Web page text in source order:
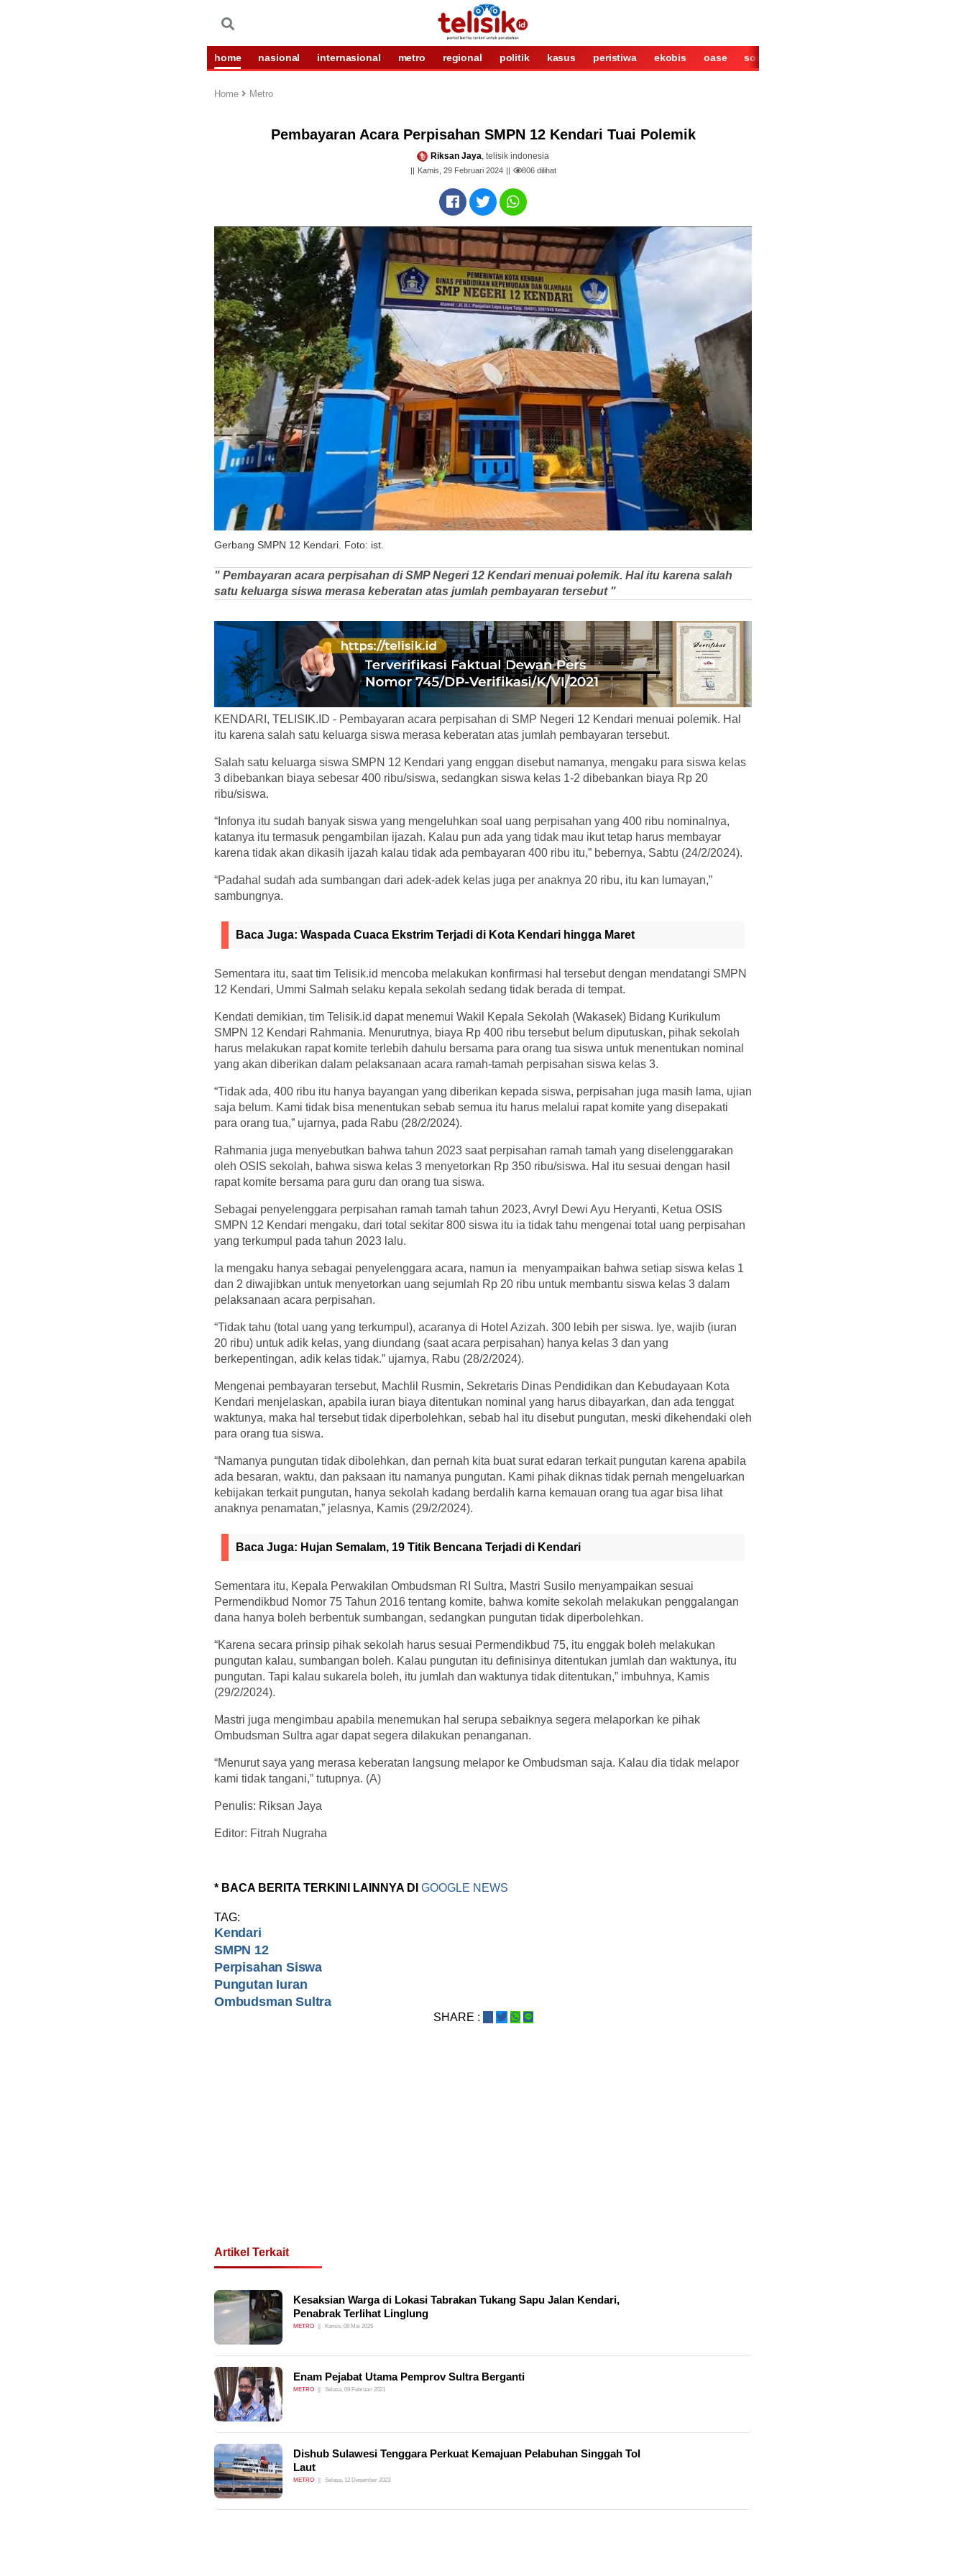
home nasional internasional metro regional politik kasus peristiwa ekobis oase sosok
Home Metro
Pembayaran Acara Perpisahan SMPN 12 Kendari Tuai Polemik
Riksan Jaya, telisik indonesia
Kamis, 29 Februari 2024 806dilihat
Gerbang SMPN 12 Kendari. Foto: ist.
" Pembayaran acara perpisahan di SMP Negeri 12 Kendari menuai polemik. Hal itu karena salah
satu keluarga siswa merasa keberatan atas jumlah pembayaran tersebut "
KENDARI, TELISIK.ID - Pembayaran acara perpisahan di SMP Negeri 12 Kendari menuai polemik. Hal
itu karena salah satu keluarga siswa merasa keberatan atas jumlah pembayaran tersebut.
Salah satu keluarga siswa SMPN 12 Kendari yang enggan disebut namanya, mengaku para siswa kelas
3 dibebankan biaya sebesar 400 ribu/siswa, sedangkan siswa kelas 1-2 dibebankan biaya Rp 20
ribu/siswa.
“Infonya itu sudah banyak siswa yang mengeluhkan soal uang perpisahan yang 400 ribu nominalnya,
katanya itu termasuk pengambilan ijazah. Kalau pun ada yang tidak mau ikut tetap harus membayar
karena tidak akan dikasih ijazah kalau tidak ada pembayaran 400 ribu itu,” bebernya, Sabtu (24/2/2024).
“Padahal sudah ada sumbangan dari adek-adek kelas juga per anaknya 20 ribu, itu kan lumayan,”
sambungnya.
Baca Juga: Waspada Cuaca Ekstrim Terjadi di Kota Kendari hingga Maret
Sementara itu, saat tim Telisik.id mencoba melakukan konfirmasi hal tersebut dengan mendatangi SMPN
12 Kendari, Ummi Salmah selaku kepala sekolah sedang tidak berada di tempat.
Kendati demikian, tim Telisik.id dapat menemui Wakil Kepala Sekolah (Wakasek) Bidang Kurikulum
SMPN 12 Kendari Rahmania. Menurutnya, biaya Rp 400 ribu tersebut belum diputuskan, pihak sekolah
harus melakukan rapat komite terlebih dahulu bersama para orang tua siswa untuk menentukan nominal
yang akan diberikan dalam pelaksanaan acara ramah-tamah perpisahan siswa kelas 3.
“Tidak ada, 400 ribu itu hanya bayangan yang diberikan kepada siswa, perpisahan juga masih lama, ujian
saja belum. Kami tidak bisa menentukan sebab semua itu harus melalui rapat komite yang disepakati
para orang tua,” ujarnya, pada Rabu (28/2/2024).
Rahmania juga menyebutkan bahwa tahun 2023 saat perpisahan ramah tamah yang diselenggarakan
oleh OSIS sekolah, bahwa siswa kelas 3 menyetorkan Rp 350 ribu/siswa. Hal itu sesuai dengan hasil
rapat komite bersama para guru dan orang tua siswa.
Sebagai penyelenggara perpisahan ramah tamah tahun 2023, Avryl Dewi Ayu Heryanti, Ketua OSIS
SMPN 12 Kendari mengaku, dari total sekitar 800 siswa itu ia tidak tahu mengenai total uang perpisahan
yang terkumpul pada tahun 2023 lalu.
Ia mengaku hanya sebagai penyelenggara acara, namun ia menyampaikan bahwa setiap siswa kelas 1
dan 2 diwajibkan untuk menyetorkan uang sejumlah Rp 20 ribu untuk membantu siswa kelas 3 dalam
pelaksanaan acara perpisahan.
“Tidak tahu (total uang yang terkumpul), acaranya di Hotel Azizah. 300 lebih per siswa. Iye, wajib (iuran
20 ribu) untuk adik kelas, yang diundang (saat acara perpisahan) hanya kelas 3 dan yang
berkepentingan, adik kelas tidak.” ujarnya, Rabu (28/2/2024).
Mengenai pembayaran tersebut, Machlil Rusmin, Sekretaris Dinas Pendidikan dan Kebudayaan Kota
Kendari menjelaskan, apabila iuran biaya ditentukan nominal yang harus dibayarkan, dan ada tenggat
waktunya, maka hal tersebut tidak diperbolehkan, sebab hal itu disebut pungutan, meski dikehendaki oleh
para orang tua siswa.
“Namanya pungutan tidak dibolehkan, dan pernah kita buat surat edaran terkait pungutan karena apabila
ada besaran, waktu, dan paksaan itu namanya pungutan. Kami pihak diknas tidak pernah mengeluarkan
kebijakan terkait pungutan, hanya sekolah kadang berdalih karna kemauan orang tua agar bisa lihat
anaknya penamatan,” jelasnya, Kamis (29/2/2024).
Baca Juga: Hujan Semalam, 19 Titik Bencana Terjadi di Kendari
Sementara itu, Kepala Perwakilan Ombudsman RI Sultra, Mastri Susilo menyampaikan sesuai
Permendikbud Nomor 75 Tahun 2016 tentang komite, bahwa komite sekolah melakukan penggalangan
dana hanya boleh berbentuk sumbangan, sedangkan pungutan tidak diperbolehkan.
“Karena secara prinsip pihak sekolah harus sesuai Permendikbud 75, itu enggak boleh melakukan
pungutan kalau, sumbangan boleh. Kalau pungutan itu definisinya ditentukan jumlah dan waktunya, itu
pungutan. Tapi kalau sukarela boleh, itu jumlah dan waktunya tidak ditentukan,” imbuhnya, Kamis
(29/2/2024).
Mastri juga mengimbau apabila menemukan hal serupa sebaiknya segera melaporkan ke pihak
Ombudsman Sultra agar dapat segera dilakukan penanganan.
“Menurut saya yang merasa keberatan langsung melapor ke Ombudsman saja. Kalau dia tidak melapor
kami tidak tangani,” tutupnya. (A)
Penulis: Riksan Jaya
Editor: Fitrah Nugraha
* BACA BERITA TERKINI LAINNYA DI GOOGLE NEWS
TAG:
Kendari
SMPN 12
Perpisahan Siswa
Pungutan Iuran
Ombudsman Sultra
SHARE :
Artikel Terkait
Kesaksian Warga di Lokasi Tabrakan Tukang Sapu Jalan Kendari,
Penabrak Terlihat Linglung
METRO Kamis, 08 Mei 2025
Enam Pejabat Utama Pemprov Sultra Berganti
METRO Selasa, 09 Februari 2021
Dishub Sulawesi Tenggara Perkuat Kemajuan Pelabuhan Singgah Tol
Laut
METRO Selasa, 12 Desember 2023